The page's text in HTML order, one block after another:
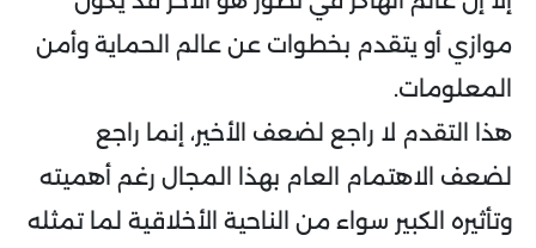
موازي أو يتقدم بخطوات عن عالم الحماية وأمن
المعلومات.
هذا التقدم لا راجع لضعف الأخير، إنما راجع
لضعف الاهتمام العام بهذا المجال رغم أهميته
وتأثيره الكبير سواء من الناحية الأخلاقية لما تمثله